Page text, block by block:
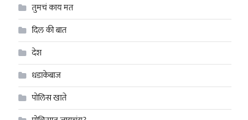
तुमचं काय मत
दिल की बात
देश
धडाकेबाज
पोलिस खाते